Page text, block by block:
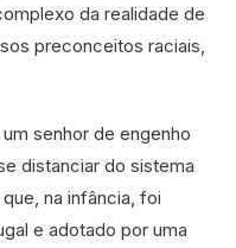
da realidade de
preconceitos raciais,
senhor de engenho
distanciar do sistema
na infância, foi
e adotado por uma